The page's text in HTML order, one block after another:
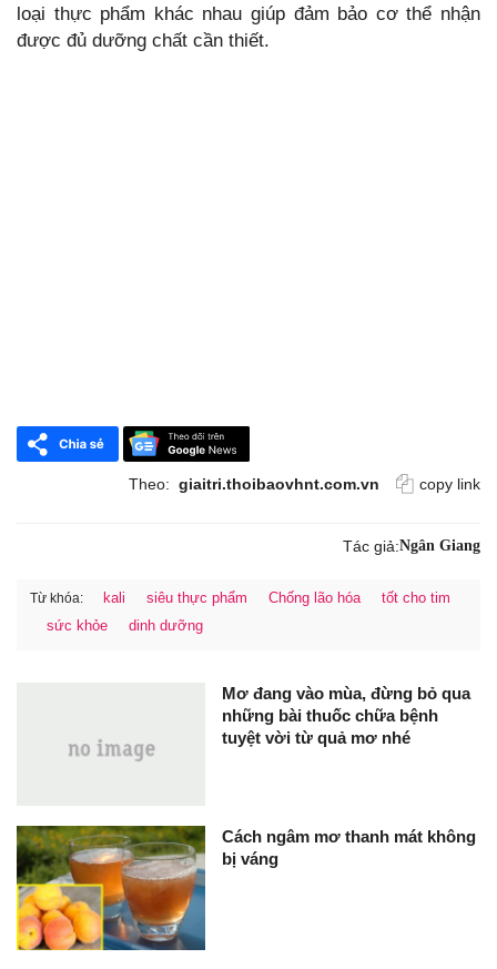
loại thực phẩm khác nhau giúp đảm bảo cơ thể nhận
được đủ dưỡng chất cần thiết.
Theo: giaitri.thoibaovhnt.com.vn copy link
Tác giả:Ngân Giang
Từ khóa: kali siêu thực phẩm Chống lão hóa
tốt cho tim
sức khỏe
dinh dưỡng
Mơ đang vào mùa, đừng bỏ qua
những bài thuốc chữa bệnh
tuyệt vời từ quả mơ nhé
Cách ngâm mơ thanh mát không
bị váng